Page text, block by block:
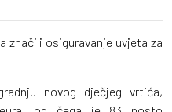
znači i osiguravanje uvjeta za
novog dječjeg vrtića,